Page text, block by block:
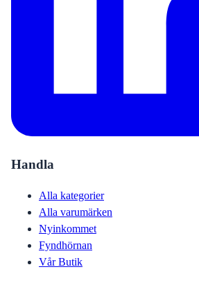
Handla
Alla kategorier
Alla varumärken
Nyinkommet
Fyndhörnan
Vår Butik